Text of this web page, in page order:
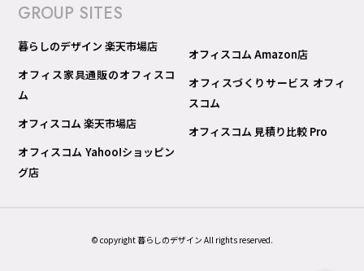
GROUP SITES
暮らしのデザイン 楽天市場店
オフィス家具通販のオフィスコ
ム
オフィスコム 楽天市場店
オフィスコム Yahoo!ショッピン
グ店
オフィスコム Amazon店
オフィスづくりサービス オフィ
スコム
オフィスコム 見積り比較 Pro
© copyright 暮らしのデザイン All rights reserved.